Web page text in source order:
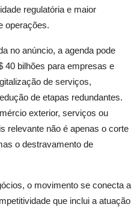
regulatória e maior
operações.
no anúncio, a agenda pode
40 bilhões para empresas e
de serviços,
de etapas redundantes.
exterior, serviços ou
relevante não é apenas o corte
o destravamento de
o movimento se conecta a
que inclui a atuação